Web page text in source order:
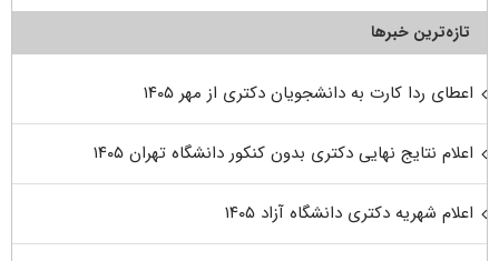
تازه‌ترین خبرها
اعطای ردا کارت به دانشجویان دکتری از مهر ۱۴۰۵
اعلام نتایج نهایی دکتری بدون کنکور دانشگاه تهران ۱۴۰۵
اعلام شهریه دکتری دانشگاه آزاد ۱۴۰۵